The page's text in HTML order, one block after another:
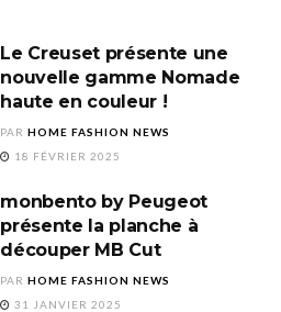
Le Creuset présente une
nouvelle gamme Nomade
haute en couleur !
PAR HOME FASHION NEWS
18 FÉVRIER 2025
monbento by Peugeot
présente la planche à
découper MB Cut
PAR HOME FASHION NEWS
31 JANVIER 2025